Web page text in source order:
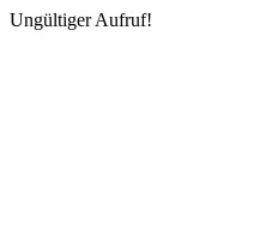
Ungültiger Aufruf!